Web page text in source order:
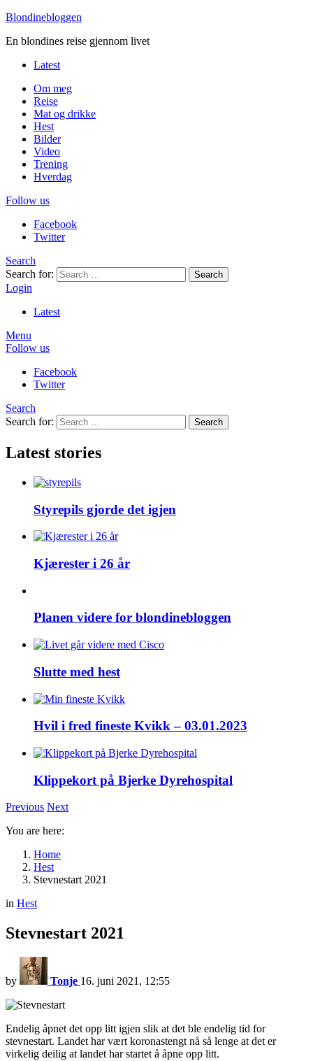
Blondinebloggen
En blondines reise gjennom livet
Latest
Om meg
Reise
Mat og drikke
Hest
Bilder
Video
Trening
Hverdag
Follow us
Facebook
Twitter
Search
Search for:
Search
Login
Latest
Menu
Follow us
Facebook
Twitter
Search
Search for:
Search
Latest stories
Styrepils gjorde det igjen
Kjærester i 26 år
Planen videre for blondinebloggen
Slutte med hest
Hvil i fred fineste Kvikk – 03.01.2023
Klippekort på Bjerke Dyrehospital
Previous Next
You are here:
Home
Hest
Stevnestart 2021
in Hest
Stevnestart 2021
by Tonje 16. juni 2021, 12:55
Endelig åpnet det opp litt igjen slik at det ble endelig tid for
stevnestart. Landet har vært koronastengt nå så lenge at det er
virkelig deilig at landet har startet å åpne opp litt.